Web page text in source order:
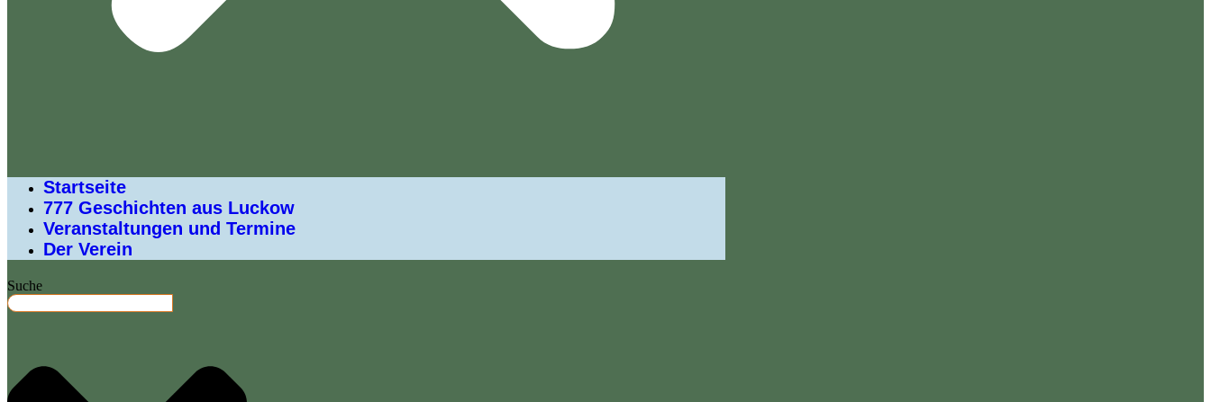
Startseite
777 Geschichten aus Luckow
Veranstaltungen und Termine
Der Verein
Suche